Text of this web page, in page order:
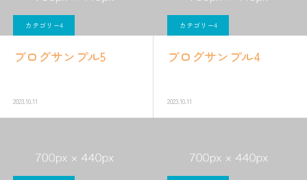
カテゴリー4
ブログサンプル5
2023.10.11
カテゴリー4
ブログサンプル4
2023.10.11